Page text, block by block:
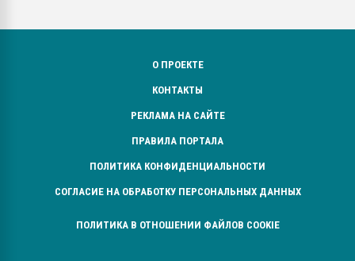
О ПРОЕКТЕ
КОНТАКТЫ
РЕКЛАМА НА САЙТЕ
ПРАВИЛА ПОРТАЛА
ПОЛИТИКА КОНФИДЕНЦИАЛЬНОСТИ
СОГЛАСИЕ НА ОБРАБОТКУ ПЕРСОНАЛЬНЫХ ДАННЫХ
ПОЛИТИКА В ОТНОШЕНИИ ФАЙЛОВ COOKIE